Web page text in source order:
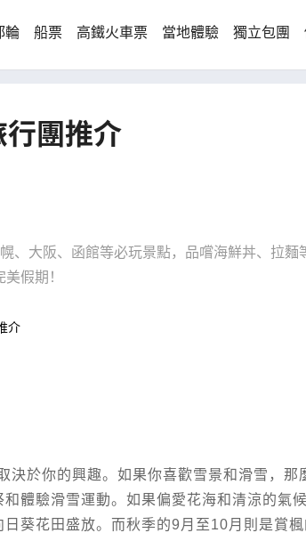
輪 船票 高鐵火車票 當地體驗 獨立包團
團推介
、大阪、函館等必玩景點，品嚐海鮮丼、拉麵
假期！
介
決於你的興趣。如果你喜歡雪景和滑雪，那
體驗滑雪運動。如果偏愛花海和清涼的氣
葵花田盛放。而秋季的9月至10月則是賞楓